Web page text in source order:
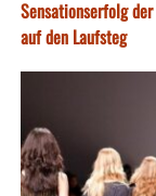
Sensationserfolg
auf den Laufsteg